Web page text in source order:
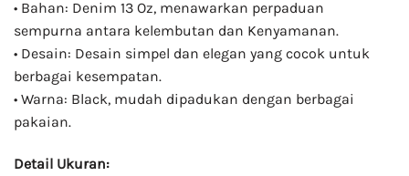
• Bahan: Denim 13 Oz, menawarkan perpaduan
sempurna antara kelembutan dan Kenyamanan.
• Desain: Desain simpel dan elegan yang cocok untuk
berbagai kesempatan.
• Warna: Black, mudah dipadukan dengan berbagai
pakaian.
Detail Ukuran: